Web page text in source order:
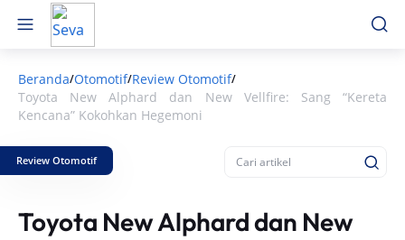
Beranda/Otomotif/Review Otomotif/
Toyota New Alphard dan New Vellfire: Sang “Kereta
Kencana” Kokohkan Hegemoni
Review Otomotif
Toyota New Alphard dan New